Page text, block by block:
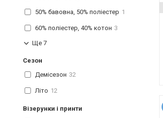
50% бавовна, 50% поліестер 1
60% поліестер, 40% котон 3
Ще 7
Сезон
Демісезон 32
Літо 12
Візерунки і принти